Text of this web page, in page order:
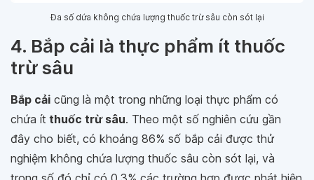
Đa số dứa không chứa lượng thuốc trừ sâu còn sót lại
4. Bắp cải là thực phẩm ít thuốc
trừ sâu
Bắp cải cũng là một trong những loại thực phẩm có
chứa ít thuốc trừ sâu. Theo một số nghiên cứu gần
đây cho biết, có khoảng 86% số bắp cải được thử
nghiệm không chứa lượng thuốc sâu còn sót lại, và